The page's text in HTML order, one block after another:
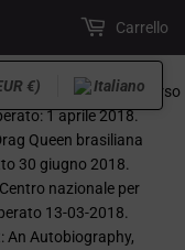
12. Archiviato
^ Dott. Susan Corso
1 aprile 2018.
Queen brasiliana
30 giugno 2018.
nazionale per
13-03-2018.
An Autobiography,
Carrello
€) Italiano